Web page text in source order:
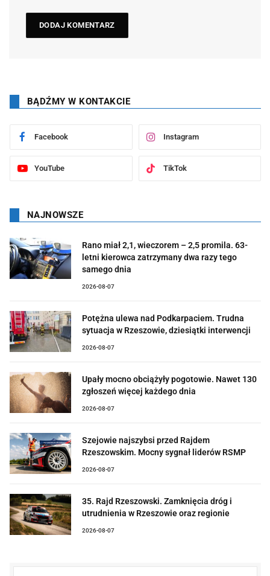
BĄDŹMY W KONTAKCIE
Facebook Instagram
YouTube TikTok
NAJNOWSZE
Rano miał 2,1, wieczorem – 2,5 promila. 63-
letni kierowca zatrzymany dwa razy tego
samego dnia
2026-08-07
Potężna ulewa nad Podkarpaciem. Trudna
sytuacja w Rzeszowie, dziesiątki interwencji
2026-08-07
Upały mocno obciążyły pogotowie. Nawet 130
zgłoszeń więcej każdego dnia
2026-08-07
Szejowie najszybsi przed Rajdem
Rzeszowskim. Mocny sygnał liderów RSMP
2026-08-07
35. Rajd Rzeszowski. Zamknięcia dróg i
utrudnienia w Rzeszowie oraz regionie
2026-08-07